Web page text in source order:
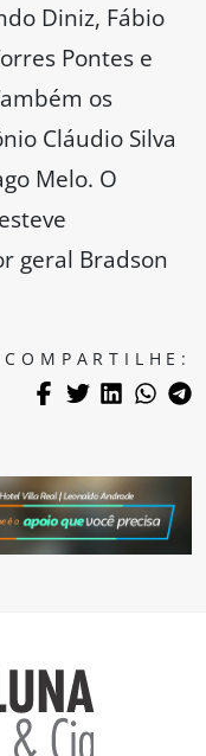
Diniz, Fábio
Pontes e
os
Cláudio Silva
Melo. O
geral Bradson
COMPARTILHE: